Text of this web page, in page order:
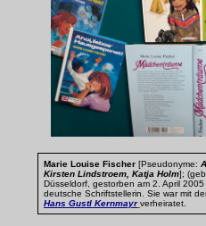
Marie Louise Fischer [Pseudonyme:
Kirsten Lindstroem, Katja Holm];
Düsseldorf, gestorben am 2. April
deutsche Schriftstellerin. Sie war mit
Hans Gustl Kernmayr verheiratet.